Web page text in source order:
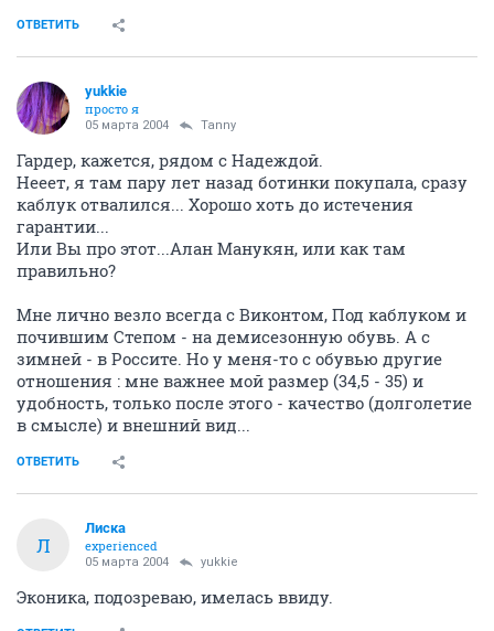
ОТВЕТИТЬ
yukkie
просто я
05 марта 2004 Tanny
Гардер, кажется, рядом с Надеждой.
Нееет, я там пару лет назад ботинки покупала, сразу
каблук отвалился... Хорошо хоть до истечения
гарантии...
Или Вы про этот...Алан Манукян, или как там
правильно?
Мне лично везло всегда с Виконтом, Под каблуком и
почившим Степом - на демисезонную обувь. А с
зимней - в Россите. Но у меня-то с обувью другие
отношения : мне важнее мой размер (34,5 - 35) и
удобность, только после этого - качество (долголетие
в смысле) и внешний вид...
ОТВЕТИТЬ
Л
Лиска
experienced
05 марта 2004 yukkie
Эконика, подозреваю, имелась ввиду.